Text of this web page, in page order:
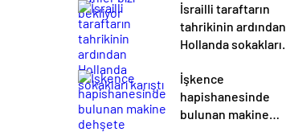
İsrailli taraftarın
tahrikinin ardından
Hollanda sokakları
İşkence
hapishanesinde
bulunan makine